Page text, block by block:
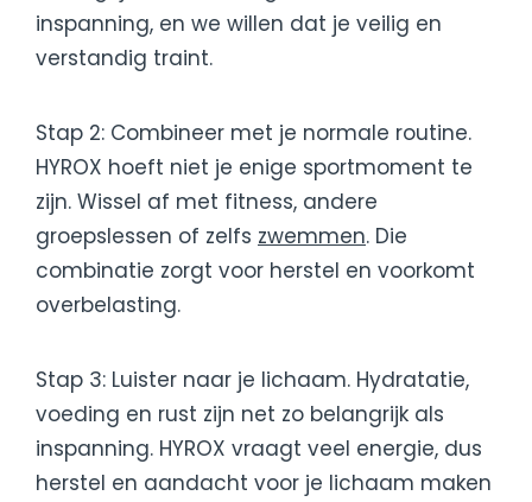
inspanning, en we willen dat je veilig en
verstandig traint.
Stap 2: Combineer met je normale routine.
HYROX hoeft niet je enige sportmoment te
zijn. Wissel af met fitness, andere
groepslessen of zelfs zwemmen. Die
combinatie zorgt voor herstel en voorkomt
overbelasting.
Stap 3: Luister naar je lichaam. Hydratatie,
voeding en rust zijn net zo belangrijk als
inspanning. HYROX vraagt veel energie, dus
herstel en aandacht voor je lichaam maken